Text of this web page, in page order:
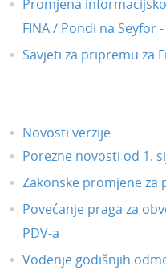
Promjena
FINA / Pondi na Seyfor
Savjeti za pripremu za
Novosti verzije
Porezne novosti od 1.
Zakonske promjene za
Povećanje praga za
PDV-a
Vođenje godišnjih